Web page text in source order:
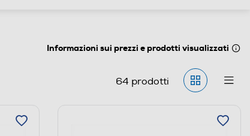
Informazioni sui prezzi e prodotti visualizzati
64 prodotti